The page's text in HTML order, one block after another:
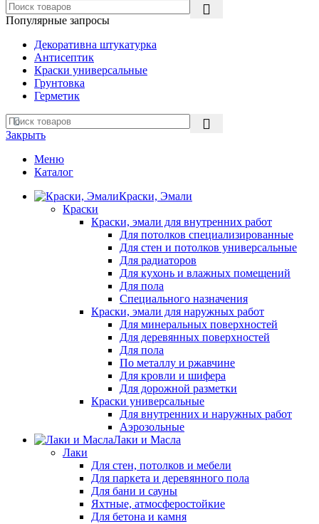
Популярные запросы
Декоративна штукатурка
Антисептик
Краски универсальные
Грунтовка
Герметик
Закрыть
Меню
Каталог
Краски, Эмали
Краски
Краски, эмали для внутренних работ
Для потолков специализированные
Для стен и потолков универсальные
Для радиаторов
Для кухонь и влажных помещений
Для пола
Специального назначения
Краски, эмали для наружных работ
Для минеральных поверхностей
Для деревянных поверхностей
Для пола
По металлу и ржавчине
Для кровли и шифера
Для дорожной разметки
Краски универсальные
Для внутренних и наружных работ
Аэрозольные
Лаки и Масла
Лаки
Для стен, потолков и мебели
Для паркета и деревянного пола
Для бани и сауны
Яхтные, атмосферостойкие
Для бетона и камня